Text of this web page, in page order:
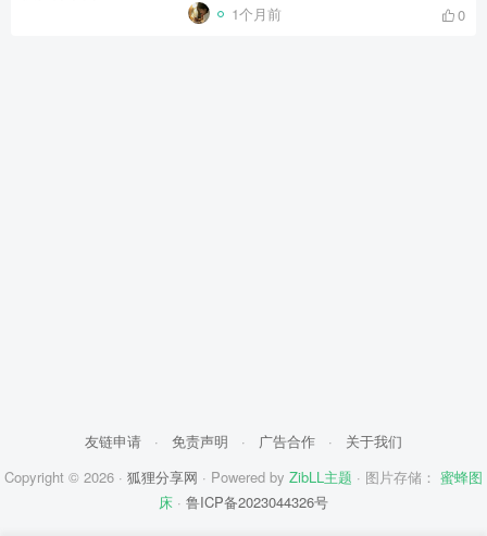
1个月前 0
友链申请 · 免责声明 · 广告合作 ·
关于我们
Copyright © 2026 · 狐狸分享网 · Powered by ZibLL主题 · 图片存储： 蜜蜂图
床 · 鲁ICP备2023044326号